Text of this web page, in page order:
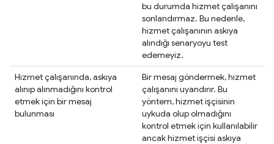
bu durumda hizmet çalışanını
sonlandırmaz. Bu nedenle,
hizmet çalışanının askıya
alındığı senaryoyu test
edemeyiz.
Hizmet çalışanında, askıya
alınıp alınmadığını kontrol
etmek için bir mesaj
bulunması
Bir mesaj göndermek, hizmet
çalışanını uyandırır. Bu
yöntem, hizmet işçisinin
uykuda olup olmadığını
kontrol etmek için kullanılabilir
ancak hizmet işçisi askıya